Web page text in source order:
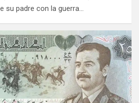
su padre con la guerra…